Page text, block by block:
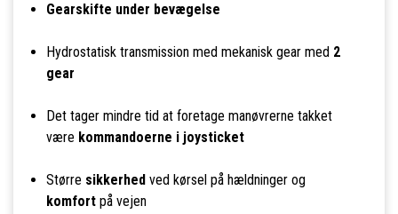
Gearskifte under bevægelse
Hydrostatisk transmission med mekanisk gear med 2
gear
Det tager mindre tid at foretage manøvrerne takket
være kommandoerne i joysticket
Større sikkerhed ved kørsel på hældninger og
komfortpå vejen